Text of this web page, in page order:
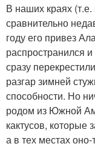
В наших краях
сравнительно
году его привез
распространился
сразу
разгар зимней
способности. Но
родом из Южной
кактусов, которые
а в тех местах